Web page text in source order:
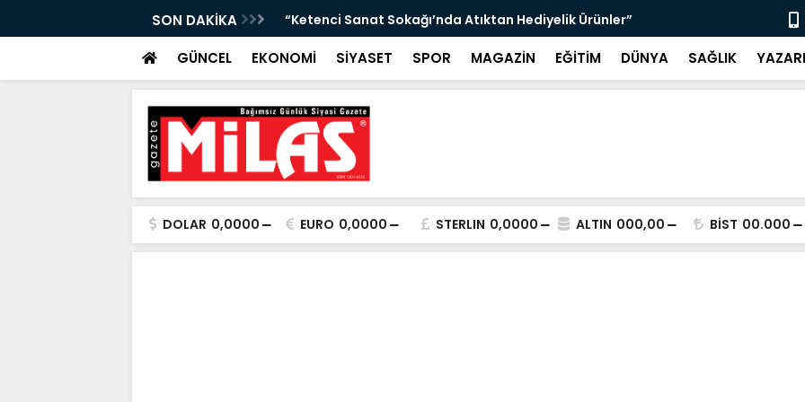
SON DAKİKA
Atıktan Hediyelik Ürünler” “Yaya Güvenliği İçin Zabıta Denetimleri Devam Ediyor” "Bir
GÜNCEL EKONOMİ SİYASET SPOR MAGAZİN EĞİTİM DÜNYA SAĞLIK
DOLAR 0,0000 EURO 0,0000 STERLIN 0,0000 ALTIN 000,00 BİST 00.000